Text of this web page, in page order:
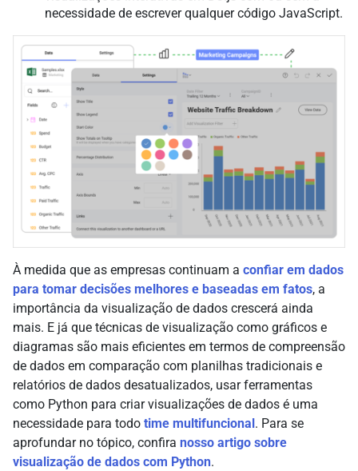
necessidade de escrever qualquer código JavaScript.
À medida que as empresas continuam a confiar em dados
para tomar decisões melhores e baseadas em fatos, a
importância da visualização de dados crescerá ainda
mais. E já que técnicas de visualização como gráficos e
diagramas são mais eficientes em termos de compreensão
de dados em comparação com planilhas tradicionais e
relatórios de dados desatualizados, usar ferramentas
como Python para criar visualizações de dados é uma
necessidade para todo time multifuncional . Para se
aprofundar no tópico, confira nosso artigo sobre
visualização de dados com Python.